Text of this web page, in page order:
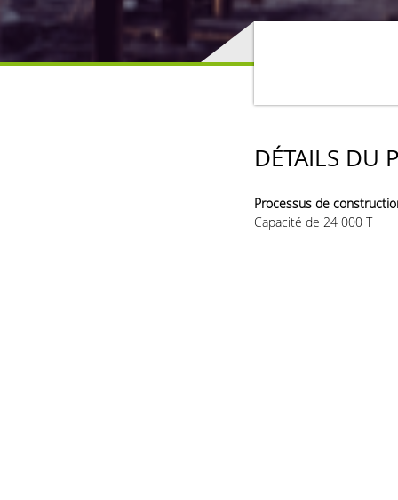
DÉTAILS DU
Processus de
Capacité de 24 000 T